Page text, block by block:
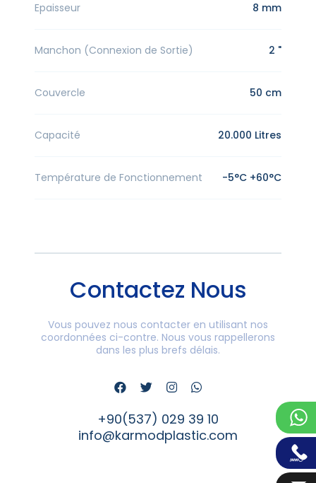
Epaisseur 8 mm
Manchon (Connexion de Sortie) 2 "
Couvercle 50 cm
Capacité 20.000 Litres
Température de Fonctionnement -5°C +60°C
Contactez Nous
Vous pouvez nous contacter en utilisant nos
coordonnées ci-contre. Nous vous rappellerons
dans les plus brefs délais.
+90(537) 029 39 10
info@karmodplastic.com